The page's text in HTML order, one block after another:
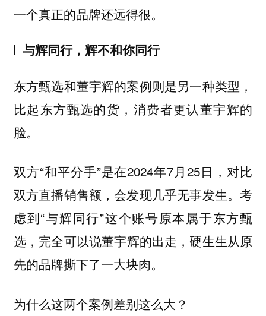
一个真正的品牌还远得很。
与辉同行，辉不和你同行
东方甄选和董宇辉的案例则是另一种类型，
比起东方甄选的货，消费者更认董宇辉的
脸。
双方“和平分手”是在2024年7月25日，对比
双方直播销售额，会发现几乎无事发生。考
虑到“与辉同行”这个账号原本属于东方甄
选，完全可以说董宇辉的出走，硬生生从原
先的品牌撕下了一大块肉。
为什么这两个案例差别这么大？